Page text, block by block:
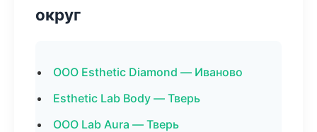
округ
ООО Esthetic Diamond — Иваново
Esthetic Lab Body — Тверь
ООО Lab Aura — Тверь